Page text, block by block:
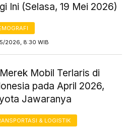
Ini (Selasa, 19 Mei 2026)
2026, 8:30 WIB
Mobil Terlaris di
pada April 2026,
Jawaranya
& LOGISTIK